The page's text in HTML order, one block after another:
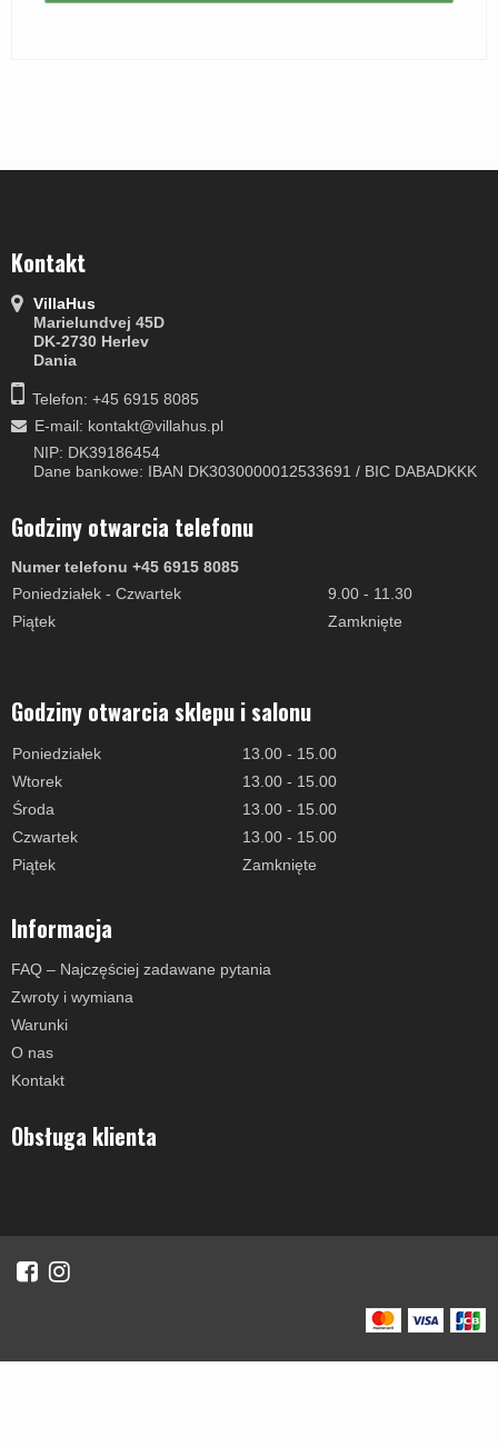
Kontakt
VillaHus
Marielundvej 45D
DK-2730 Herlev
Dania
Telefon: +45 6915 8085
E-mail: kontakt@villahus.pl
NIP: DK39186454
Dane bankowe: IBAN DK3030000012533691 / BIC DABADKKK
Godziny otwarcia telefonu
Numer telefonu +45 6915 8085
Poniedziałek - Czwartek
9.00 - 11.30
Piątek
Zamknięte
Godziny otwarcia sklepu i salonu
Poniedziałek
13.00 - 15.00
Wtorek
13.00 - 15.00
Środa
13.00 - 15.00
Czwartek
13.00 - 15.00
Piątek
Zamknięte
Informacja
FAQ – Najczęściej zadawane pytania
Zwroty i wymiana
Warunki
O nas
Kontakt
Obsługa klienta